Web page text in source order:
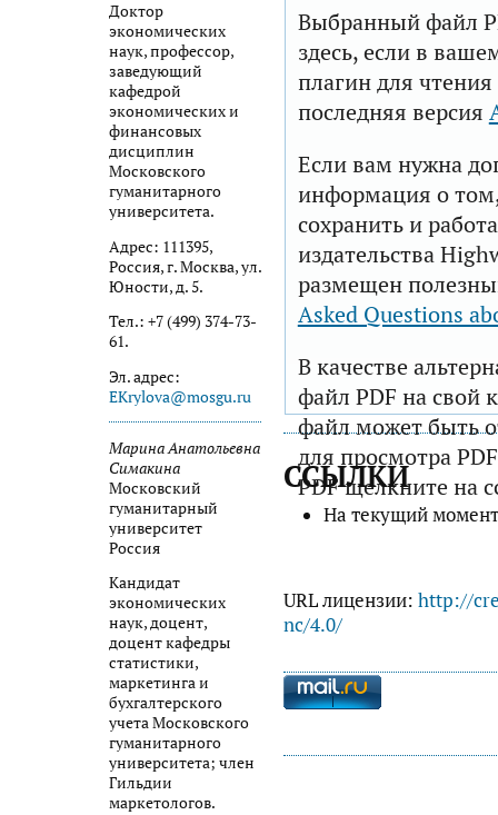
Доктор
экономических
наук, профессор,
заведующий
кафедрой
экономических и
финансовых
дисциплин
Московского
гуманитарного
университета.
Адрес: 111395,
Россия, г. Москва, ул.
Юности, д. 5.
Тел.: +7 (499) 374-73-
61.
Эл. адрес:
EKrylova@mosgu.ru
Марина Анатольевна
Симакина
Московский
гуманитарный
университет
Россия
Кандидат
экономических
наук, доцент,
доцент кафедры
статистики,
маркетинга и
бухгалтерского
учета Московского
гуманитарного
университета; член
Гильдии
маркетологов.
Выбранный файл
здесь, если в
плагин для
последняя версия
Если вам нужна
информация о том,
сохранить и
издательства
размещен
Asked Questions
В качестве
файл PDF на свой
файл может быть
для просмотра
PDF щелкните на
ССЫЛКИ
На текущий
URL лицензии: http://
nc/4.0/